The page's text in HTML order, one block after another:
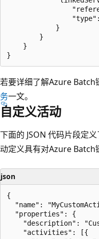
            }
        }
    }
若要详细了解Azure Batch
务一文。
自定义活动
下面的 JSON 代码片段定
动定义具有对Azure Batch
json
{
"name":
  "properties": {
"description":
    "activities": [{